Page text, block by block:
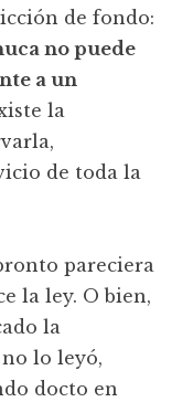
de fondo:
no puede
a un
la
de toda la
pareciera
la ley. O bien,
la
lo leyó,
docto en